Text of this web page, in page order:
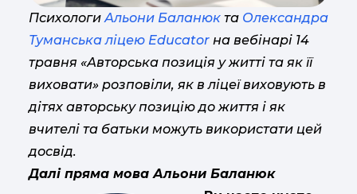
Психологи Альони Баланюк та Олександра
Туманська ліцею Educator на вебінарі 14
травня «Авторська позиція у житті та як її
виховати» розповіли, як в ліцеї виховують в
дітях авторську позицію до життя і як
вчителі та батьки можуть використати цей
досвід.
Далі пряма мова Альони Баланюк